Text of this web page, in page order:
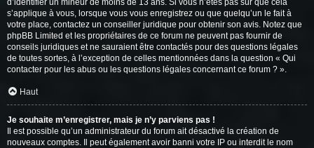
d’identifier un mineur de moins de 13 ans. Si vous n’êtes pas sûr que cela
s’applique à vous, lorsque vous vous enregistrez ou que quelqu’un le fait à
votre place, contactez un conseiller juridique pour obtenir son avis. Notez que
phpBB Limited et les propriétaires de ce forum ne peuvent pas fournir de
conseils juridiques et ne sauraient être contactés pour des questions légales
de toutes sortes, à l’exception de celles mentionnées dans la question « Qui
contacter pour les abus ou les questions légales concernant ce forum ? ».
Haut
Je souhaite m’enregistrer, mais je n’y parviens pas !
Il est possible qu’un administrateur du forum ait désactivé la création de
nouveaux comptes. Il peut également avoir banni votre IP ou interdit le nom